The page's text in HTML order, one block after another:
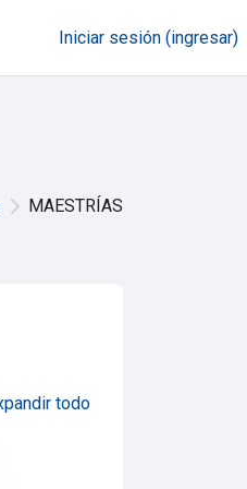
Iniciar sesión (ingresar)
MAESTRÍAS
todo
de la Comunicación